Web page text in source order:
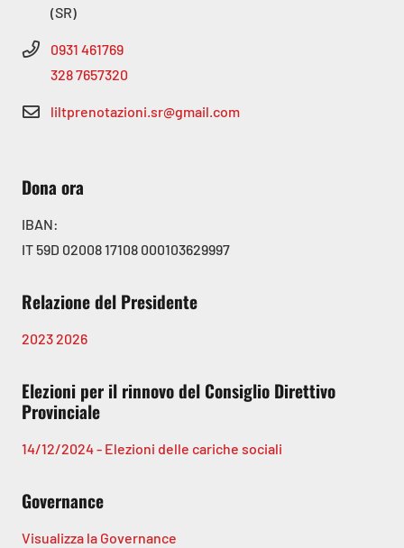
(SR)
0931 461769
328 7657320
liltprenotazioni.sr@gmail.com
Dona ora
IBAN:
IT 59D 02008 17108 000103629997
Relazione del Presidente
20232026
Elezioni per il rinnovo del Consiglio Direttivo
Provinciale
14/12/2024 - Elezioni delle cariche sociali
Governance
Visualizza la Governance